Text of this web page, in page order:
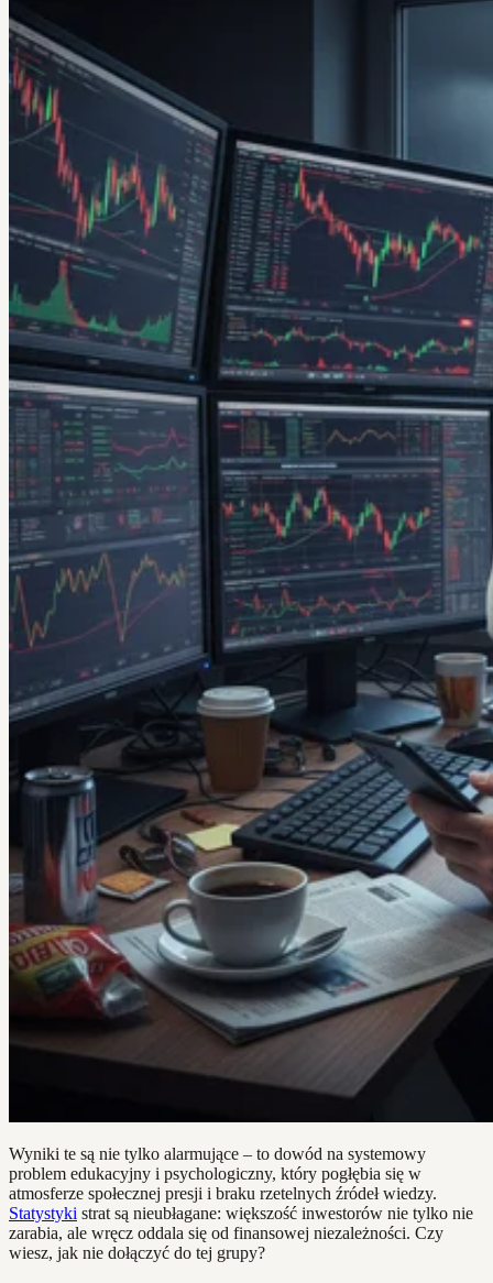
Wyniki te są nie tylko alarmujące – to dowód na systemowy
problem edukacyjny i psychologiczny, który pogłębia się w
atmosferze społecznej presji i braku rzetelnych źródeł wiedzy.
Statystyki strat są nieubłagane: większość inwestorów nie tylko nie
zarabia, ale wręcz oddala się od finansowej niezależności. Czy
wiesz, jak nie dołączyć do tej grupy?